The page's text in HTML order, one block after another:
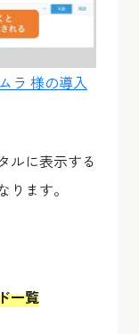
ラ 様の導入
ルに表示する
ます。
一覧